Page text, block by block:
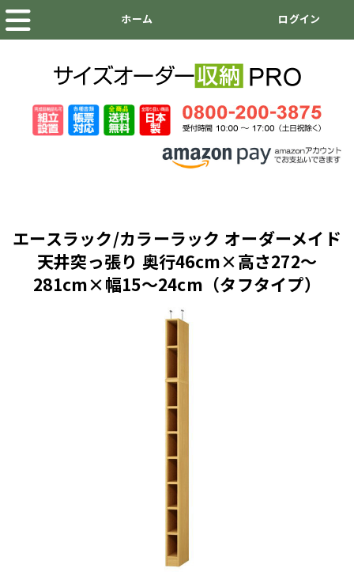
エースラック/カラーラック オーダーメイド
天井突っ張り 奥行46cm×高さ272～
281cm×幅15～24cm（タフタイプ）